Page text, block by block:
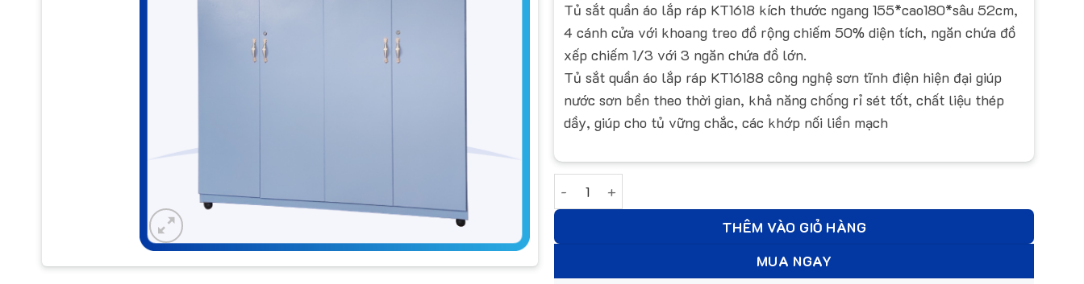
Tủ sắt quần áo lắp ráp KT1618 kích thước ngang 155*cao180*sâu 52cm,
4 cánh cửa với khoang treo đồ rộng chiếm 50% diện tích, ngăn chứa đồ
xếp chiếm 1/3 với 3 ngăn chứa đồ lớn.
Tủ sắt quần áo lắp ráp KT16188 công nghệ sơn tĩnh điện hiện đại giúp
nước sơn bền theo thời gian, khả năng chống rỉ sét tốt, chất liệu thép
dầy, giúp cho tủ vững chắc, các khớp nối liền mạch
THÊM VÀO GIỎ HÀNG
MUA NGAY